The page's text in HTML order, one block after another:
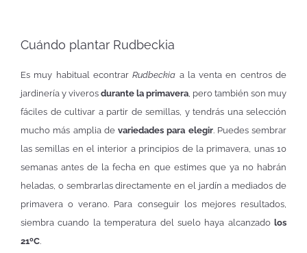
Cuándo plantar Rudbeckia
Es muy habitual econtrarRudbeckia a la venta en centros de
jardinería y viveros durante la primavera, pero también son muy
fáciles de cultivar a partir de semillas, y tendrás una selección
mucho más amplia de variedades para elegir. Puedes sembrar
las semillas en el interior a principios de la primavera, unas 10
semanas antes de la fecha en que estimes que ya no habrán
heladas, o sembrarlas directamente en el jardín a mediados de
primavera o verano. Para conseguir los mejores resultados,
siembra cuando la temperatura del suelo haya alcanzado los
21ºC.